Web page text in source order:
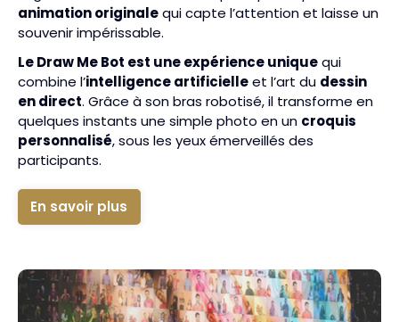
animation originalequi capte l’attention et laisse un
souvenir impérissable.
Le Draw Me Bot est une expérience uniquequi
combine l’intelligence artificielleet l’art du dessin
en direct. Grâce à son bras robotisé, il transforme en
quelques instants une simple photo en un croquis
personnalisé, sous les yeux émerveillés des
participants.
En savoir plus